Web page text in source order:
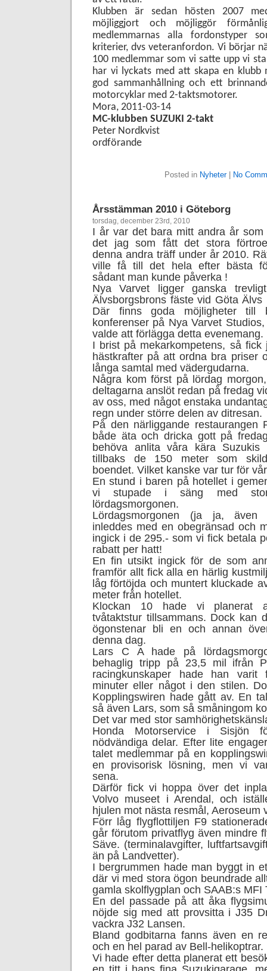
Klubben är sedan hösten 2007
möjliggjort och möjliggör
medlemmarnas alla fordonstyper
kriterier, dvs veteranfordon. Vi börjar
100 medlemmar som vi satte upp vi
har vi lyckats med att skapa en klubb
god sammanhållning och ett
motorcyklar med 2-taktsmotorer.
Mora, 2011-03-14
MC-klubben SUZUKI 2-takt
Peter Nordkvist
ordförande
Posted in Nyheter| No
Årsstämman 2010 i Göteborg
torsdag, december 23rd, 2010
I år var det bara mitt andra år som
det jag som fått det stora
denna andra träff under år 2010.
ville få till det hela efter bästa
sådant man kunde påverka !
Nya Varvet ligger ganska
Älvsborgsbrons fäste vid Göta
Där finns goda möjligheter till
konferenser på Nya Varvet
valde att förlägga detta evenemang.
I brist på mekarkompetens, så fick
hästkrafter på att ordna bra priser
långa samtal med vädergudarna.
Några kom först på lördag
deltagarna anslöt redan på fredag
av oss, med något enstaka
regn under större delen av ditresan.
På den närliggande restaurangen
både äta och dricka gott på
behöva anlita våra kära
tillbaks de 150 meter som
boendet. Vilket kanske var tur för
En stund i baren på hotellet i
vi stupade i säng med
lördagsmorgonen.
Lördagsmorgonen (ja ja, även
inleddes med en obegränsad och
ingick i de 295.- som vi fick betala
rabatt per hatt!
En fin utsikt ingick för de som
framför allt fick alla en härlig
låg förtöjda och muntert kluckade
meter från hotellet.
Klockan 10 hade vi planerat
tvåtaktstur tillsammans. Dock kan
ögonstenar bli en och annan
denna dag.
Lars C A hade på
behaglig tripp på 23,5 mil ifrån
racingkunskaper hade han varit
minuter eller något i den stilen.
Kopplingswiren hade gått av. En
så även Lars, som så småningom
Det var med stor
Honda Motorservice i Sisjön
nödvändiga delar. Efter lite
talet medlemmar på en
en provisorisk lösning, men vi
sena.
Därför fick vi hoppa över det
Volvo museet i Arendal, och
hjulen mot nästa resmål, Aeroseum
Förr låg flygflottiljen F9
går förutom privatflyg även mindre
Säve. (terminalavgifter,
än på Landvetter).
I bergrummen hade man byggt in
där vi med stora ögon beundrade
gamla skolflygplan och SAAB:s MFI
En del passade på att åka
nöjde sig med att provsitta i J35
vackra J32 Lansen.
Bland godbitarna fanns även en
och en hel parad av Bell-helikoptrar.
Vi hade efter detta planerat ett